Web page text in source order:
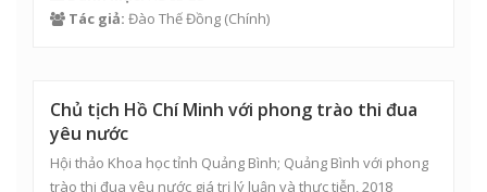
Tác giả: Đào Thế Đồng (Chính)
Chủ tịch Hồ Chí Minh với phong trào thi đua
yêu nước
Hội thảo Khoa học tỉnh Quảng Bình; Quảng Bình với phong
trào thi đua yêu nước giá trị lý luận và thực tiễn, 2018